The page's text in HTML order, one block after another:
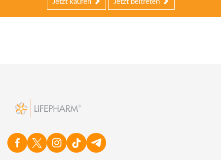
Jetzt kaufen Jetzt beitreten